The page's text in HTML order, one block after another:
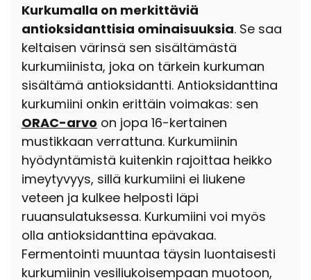
Kurkumalla on merkittäviä
antioksidanttisia ominaisuuksia. Se saa
keltaisen värinsä sen sisältämästä
kurkumiinista, joka on tärkein kurkuman
sisältämä antioksidantti. Antioksidanttina
kurkumiini onkin erittäin voimakas: sen
ORAC-arvo on jopa 16-kertainen
mustikkaan verrattuna. Kurkumiinin
hyödyntämistä kuitenkin rajoittaa heikko
imeytyvyys, sillä kurkumiini ei liukene
veteen ja kulkee helposti läpi
ruuansulatuksessa. Kurkumiini voi myös
olla antioksidanttina epävakaa.
Fermentointi muuntaa täysin luontaisesti
kurkumiinin vesiliukoisempaan muotoon,